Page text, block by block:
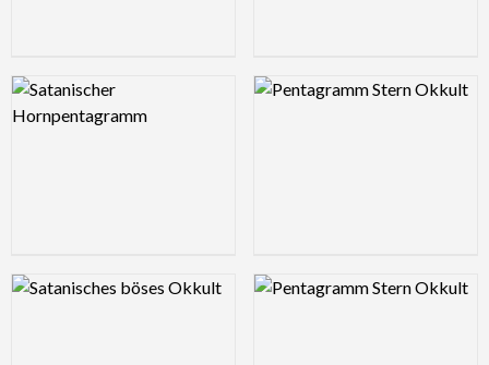
Logo Preview Image Logo Preview Image
Logo Preview Image Logo Preview Image